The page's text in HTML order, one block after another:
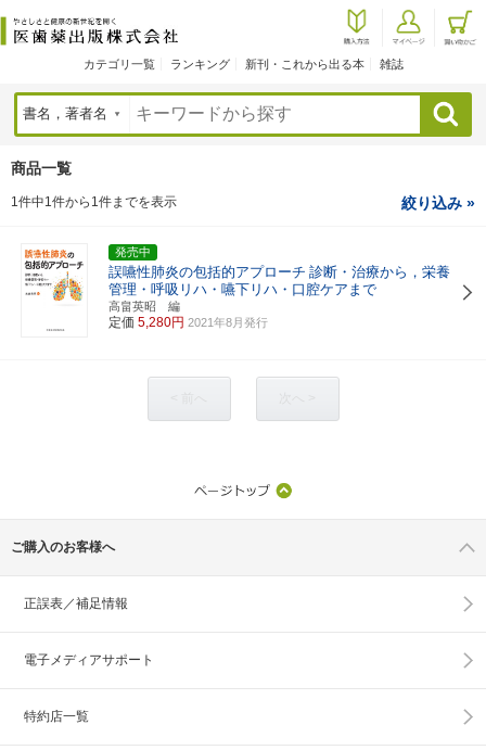
カテゴリ一覧 ランキング 新刊・これから出る本 雑誌
検索
商品一覧
1件中1件から1件までを表示 絞り込み »
発売中
誤嚥性肺炎の包括的アプローチ 診断・治療から，栄養
管理・呼吸リハ・嚥下リハ・口腔ケアまで
高畠英昭 編
定価 5,280円 2021年8月発行
ご購入のお客様へ
正誤表／補足情報
電子メディアサポート
特約店一覧